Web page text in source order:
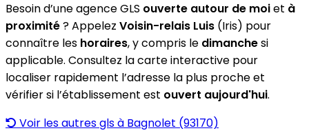
Besoin d’une agence GLS ouverte autour de moiet à
proximité? Appelez Voisin-relais Luis (Iris) pour
connaître les horaires, y compris le dimanchesi
applicable. Consultez la carte interactive pour
localiser rapidement l’adresse la plus proche et
vérifier si l’établissement est ouvert aujourd'hui.
Voir les autres gls à Bagnolet (93170)